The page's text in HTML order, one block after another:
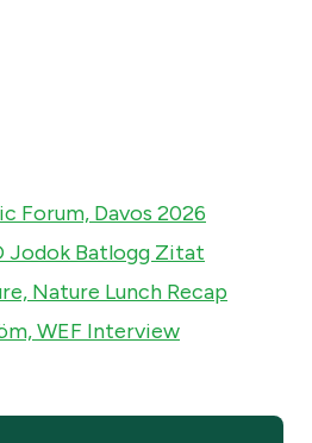
Forum, Davos 2026
Jodok Batlogg Zitat
Nature Lunch Recap
WEF Interview